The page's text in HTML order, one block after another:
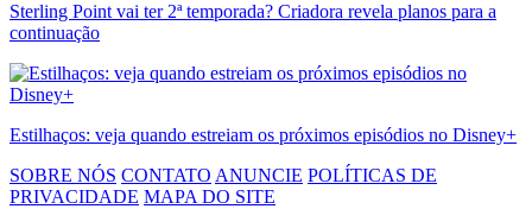
Sterling Point vai ter 2ª temporada? Criadora revela planos para a
continuação
Estilhaços: veja quando estreiam os próximos episódios no Disney+
SOBRE NÓS CONTATO ANUNCIE POLÍTICAS DE
PRIVACIDADE MAPA DO SITE